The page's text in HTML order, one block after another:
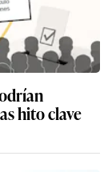
hito clave